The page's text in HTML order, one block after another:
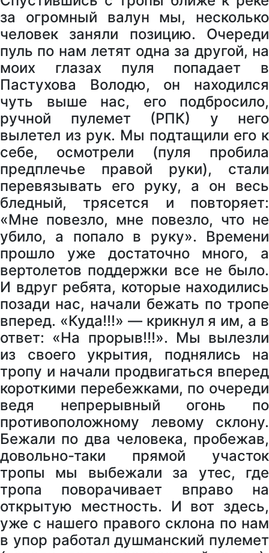
за огромный валун мы, несколько
человек заняли позицию. Очереди
пуль по нам летят одна за другой, на
моих глазах пуля попадает в
Пастухова Володю, он находился
чуть выше нас, его подбросило,
ручной пулемет (РПК) у него
вылетел из рук. Мы подтащили его к
себе, осмотрели (пуля пробила
предплечье правой руки), стали
перевязывать его руку, а он весь
бледный, трясется и повторяет:
«Мне повезло, мне повезло, что не
убило, а попало в руку». Времени
прошло уже достаточно много, а
вертолетов поддержки все не было.
И вдруг ребята, которые находились
позади нас, начали бежать по тропе
вперед. «Куда!!!» — крикнул я им, а в
ответ: «На прорыв!!!». Мы вылезли
из своего укрытия, поднялись на
тропу и начали продвигаться вперед
короткими перебежками, по очереди
ведя непрерывный огонь по
противоположному левому склону.
Бежали по два человека, пробежав,
довольно-таки прямой участок
тропы мы выбежали за утес, где
тропа поворачивает вправо на
открытую местность. И вот здесь,
уже с нашего правого склона по нам
в упор работал душманский пулемет